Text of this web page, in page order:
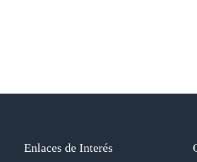
Enlaces de Interés